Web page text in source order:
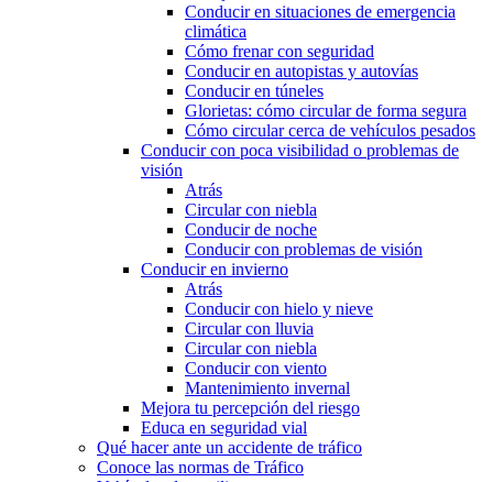
Conducir en situaciones de emergencia
climática
Cómo frenar con seguridad
Conducir en autopistas y autovías
Conducir en túneles
Glorietas: cómo circular de forma segura
Cómo circular cerca de vehículos pesados
Conducir con poca visibilidad o problemas de
visión
Atrás
Circular con niebla
Conducir de noche
Conducir con problemas de visión
Conducir en invierno
Atrás
Conducir con hielo y nieve
Circular con lluvia
Circular con niebla
Conducir con viento
Mantenimiento invernal
Mejora tu percepción del riesgo
Educa en seguridad vial
Qué hacer ante un accidente de tráfico
Conoce las normas de Tráfico